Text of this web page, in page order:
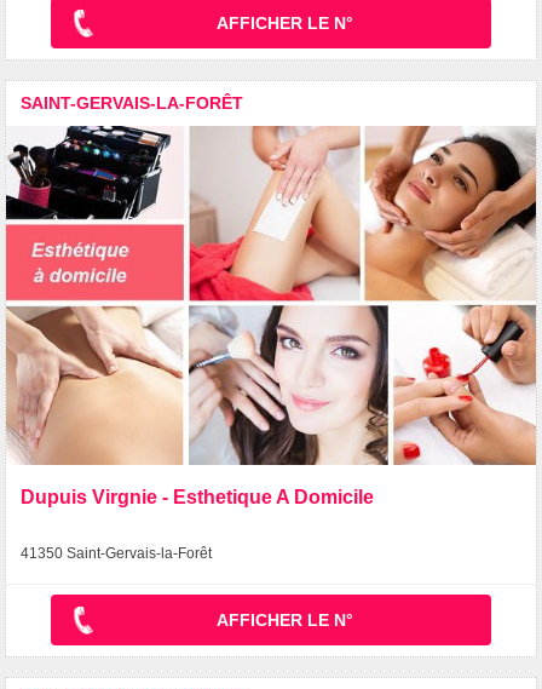
AFFICHER LE N°
SAINT-GERVAIS-LA-FORÊT
Dupuis Virgnie - Esthetique A Domicile
41350 Saint-Gervais-la-Forêt
AFFICHER LE N°